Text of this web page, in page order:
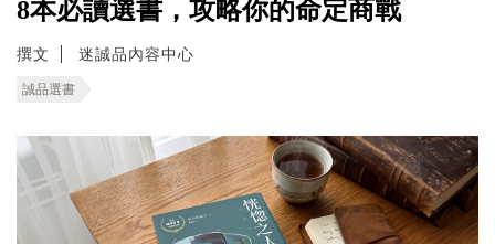
8本必讀選書，攻略你的命定商戰
撰文 迷誠品內容中心
誠品選書